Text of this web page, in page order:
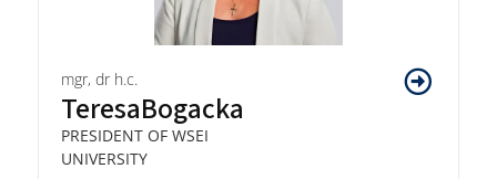
mgr, dr h.c.
TeresaBogacka
PRESIDENT OF WSEI
UNIVERSITY